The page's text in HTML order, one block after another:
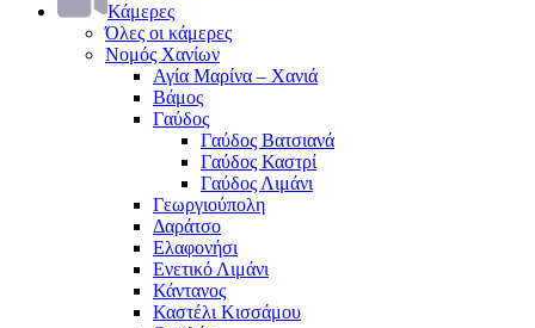
Κάμερες
Όλες οι κάμερες
Νομός Χανίων
Αγία Μαρίνα – Χανιά
Βάμος
Γαύδος
Γαύδος Βατσιανά
Γαύδος Καστρί
Γαύδος Λιμάνι
Γεωργιούπολη
Δαράτσο
Ελαφονήσι
Ενετικό Λιμάνι
Κάντανος
Καστέλι Κισσάμου